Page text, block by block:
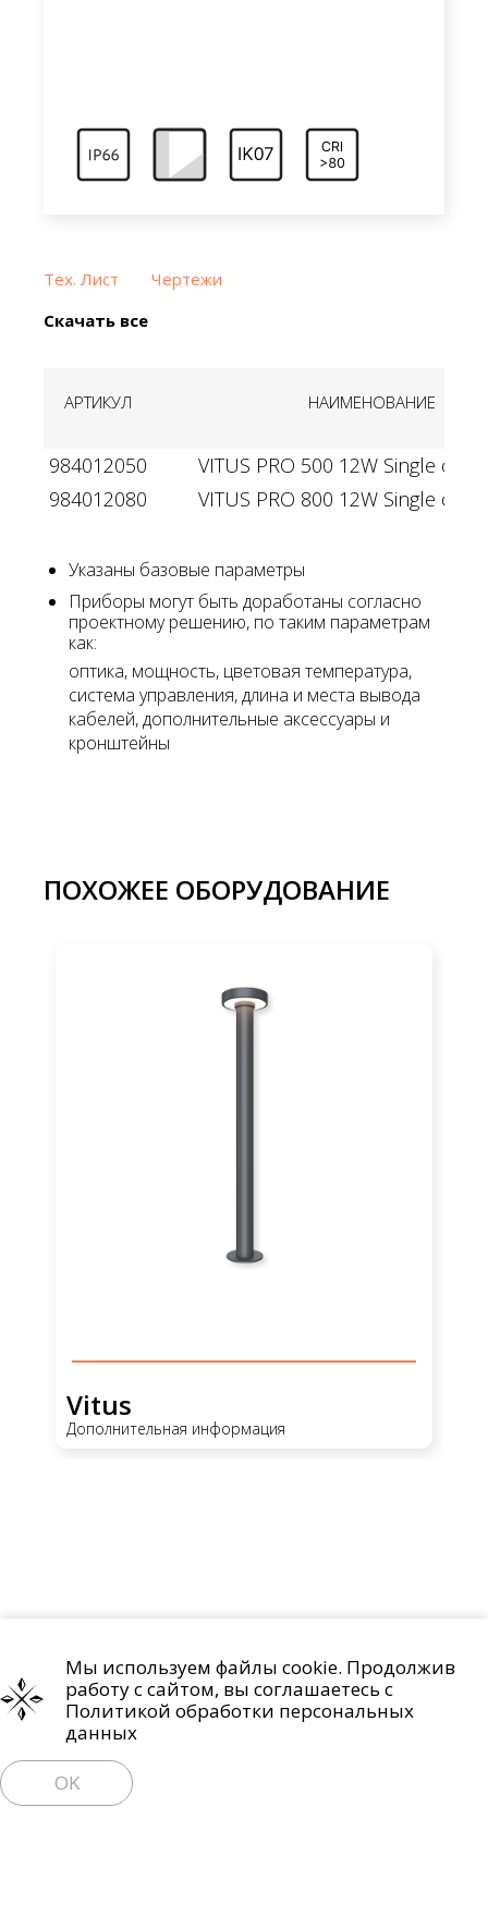
Тех. Лист
Чертежи
Скачать все
АРТИКУЛ НАИМЕНОВАНИЕ
984012050
VITUS PRO 500 12W Single
984012080
VITUS PRO 800 12W Single
Указаны базовые параметры
Приборы могут быть доработаны согласно
проектному решению, по таким параметрам
как:
оптика, мощность, цветовая температура,
система управления, длина и места вывода
кабелей, дополнительные аксессуары и
кронштейны
ПОХОЖЕЕ ОБОРУДОВАНИЕ
Vitus
Дополнительная информация
Проекты О компании Контакты
Политика обработки персональных данных
Мы используем файлы cookie. Продолжив
работу с сайтом, вы соглашаетесь с
Политикой обработки персональных
данных
OK